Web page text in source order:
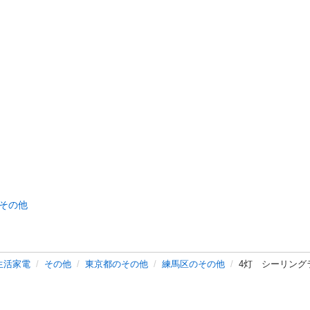
の他
活家電 その他 東京都のその他 練馬区のその他 4灯 シーリング